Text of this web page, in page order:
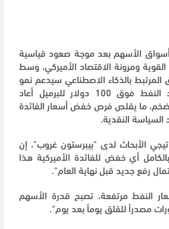
أسواق الأسهم بعد موجة صعود قياسية
القوية ومرونة الاقتصاد الأميركي، وسط
المرتبط بالذكاء الاصطناعي سيدعم نمو
الأرباح. إلا أن صعود النفط فوق 100 دولار للبرميل أعاد
ما يقلص فرص خفض أسعار الفائدة
السياسة النقدية.
الأبحاث لدى "بيبرستون غروب"، إن
أي خفض للفائدة الأميركية هذا
رفع جديد قبل نهاية العام".
النفط مرتفعة، تصبح قدرة الأسهم
مصدراً للقلق يوماً بعد يوم".